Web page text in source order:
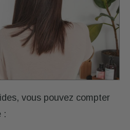
vous pouvez compter
: